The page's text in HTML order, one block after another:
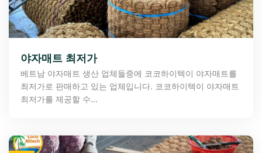
야자매트 최저가
베트남 야자매트 생산 업체들중에 코코하이텍이 야자매트를
최저가로 판매하고 있는 업체입니다. 코코하이텍이 야자매트
최저가를 제공할 수...